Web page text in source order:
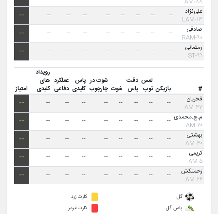
علی‌نژاد
۱۳-LAM
--
--
--
--
--
--
--
--
--
صادقی
۹۰-RAM
--
--
--
--
--
--
--
--
--
رمضانی
۹۹-ST
--
--
--
--
--
--
--
--
--
# بازیکن
لمس
توپ
دقت
پاس شوت
شوت در
چارچوب
پاس
کلیدی
عملکرد
دفاعی
رویداد
های
کلیدی
امتیاز
فخریان
۴۷-AM
--
--
--
--
--
--
--
--
--
م.ج.محمدی
۷۰-AM
--
--
--
--
--
--
--
--
--
بهشتی
۳۰-AM
--
--
--
--
--
--
--
--
--
کریمی
۵-AM
--
--
--
--
--
--
--
--
--
زحمتکش
۲۶-AM
--
--
--
--
--
--
--
--
--
گل
پاس گل
کارت زرد
کارت قرمز